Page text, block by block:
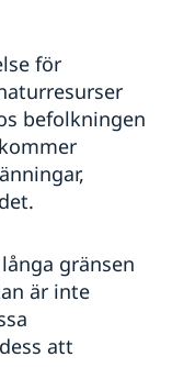
för
befolkningen
gränsen
är inte
att